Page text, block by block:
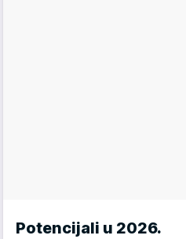
Potencijali u 2026.